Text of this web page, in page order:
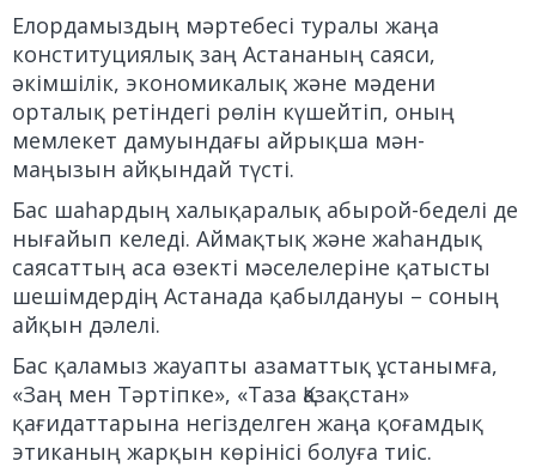
Елордамыздың мәртебесі туралы жаңа
конституциялық заң Астананың саяси,
әкімшілік, экономикалық және мәдени
орталық ретіндегі рөлін күшейтіп, оның
мемлекет дамуындағы айрықша мән-
маңызын айқындай түсті.
Бас шаһардың халықаралық абырой-беделі де
нығайып келеді. Аймақтық және жаһандық
саясаттың аса өзекті мәселелеріне қатысты
шешімдердің Астанада қабылдануы – соның
айқын дәлелі.
Бас қаламыз жауапты азаматтық ұстанымға,
«Заң мен Тәртіпке», «Таза Қазақстан»
қағидаттарына негізделген жаңа қоғамдық
этиканың жарқын көрінісі болуға тиіс.